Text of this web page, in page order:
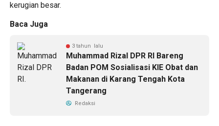
kerugian besar.
Baca Juga
3 tahun lalu
Muhammad Rizal DPR RI Bareng
Badan POM Sosialisasi KIE Obat dan
Makanan di Karang Tengah Kota
Tangerang
Redaksi